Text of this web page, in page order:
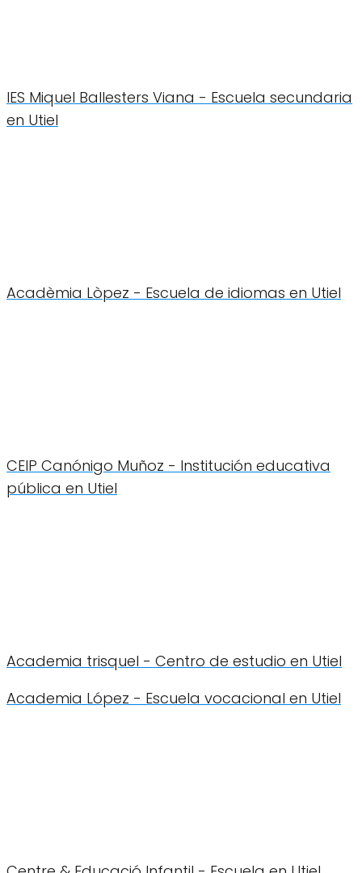
IES Miquel Ballesters Viana - Escuela secundaria
en Utiel
Acadèmia Lòpez - Escuela de idiomas en Utiel
CEIP Canónigo Muñoz - Institución educativa
pública en Utiel
Academia trisquel - Centro de estudio en Utiel
Academia López - Escuela vocacional en Utiel